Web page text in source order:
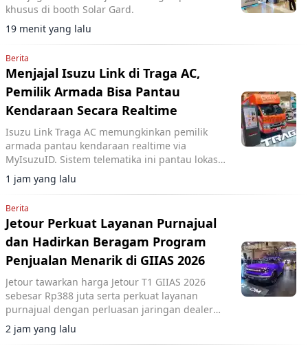
khusus di booth Solar Gard.
19 menit yang lalu
Berita
Menjajal Isuzu Link di Traga AC,
Pemilik Armada Bisa Pantau
Kendaraan Secara Realtime
Isuzu Link Traga AC memungkinkan pemilik
armada pantau kendaraan realtime via
MyIsuzuID. Sistem telematika ini pantau lokasi,
kecepatan, dan operasional kendaraan.
1 jam yang lalu
Berita
Jetour Perkuat Layanan Purnajual
dan Hadirkan Beragam Program
Penjualan Menarik di GIIAS 2026
Jetour tawarkan harga Jetour T1 GIIAS 2026
sebesar Rp388 juta serta perkuat layanan
purnajual dengan perluasan jaringan dealer
hingga 40 showroom di GIIAS 2026.
2 jam yang lalu